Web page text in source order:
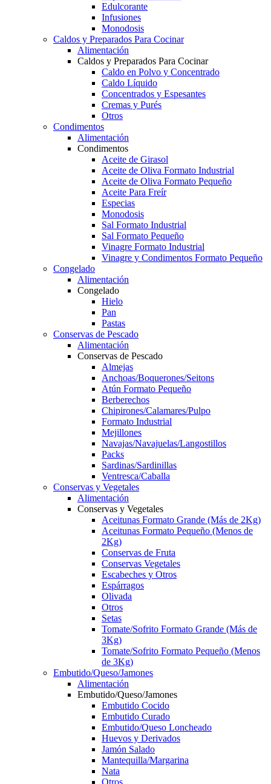
Edulcorante
Infusiones
Monodosis
Caldos y Preparados Para Cocinar
Alimentación
Caldos y Preparados Para Cocinar
Caldo en Polvo y Concentrado
Caldo Líquido
Concentrados y Espesantes
Cremas y Purés
Otros
Condimentos
Alimentación
Condimentos
Aceite de Girasol
Aceite de Oliva Formato Industrial
Aceite de Oliva Formato Pequeño
Aceite Para Freír
Especias
Monodosis
Sal Formato Industrial
Sal Formato Pequeño
Vinagre Formato Industrial
Vinagre y Condimentos Formato Pequeño
Congelado
Alimentación
Congelado
Hielo
Pan
Pastas
Conservas de Pescado
Alimentación
Conservas de Pescado
Almejas
Anchoas/Boquerones/Seitons
Atún Formato Pequeño
Berberechos
Chipirones/Calamares/Pulpo
Formato Industrial
Mejillones
Navajas/Navajuelas/Langostillos
Packs
Sardinas/Sardinillas
Ventresca/Caballa
Conservas y Vegetales
Alimentación
Conservas y Vegetales
Aceitunas Formato Grande (Más de 2Kg)
Aceitunas Formato Pequeño (Menos de
2Kg)
Conservas de Fruta
Conservas Vegetales
Escabeches y Otros
Espárragos
Olivada
Otros
Setas
Tomate/Sofrito Formato Grande (Más de
3Kg)
Tomate/Sofrito Formato Pequeño (Menos
de 3Kg)
Embutido/Queso/Jamones
Alimentación
Embutido/Queso/Jamones
Embutido Cocido
Embutido Curado
Embutido/Queso Loncheado
Huevos y Derivados
Jamón Salado
Mantequilla/Margarina
Nata
Otros